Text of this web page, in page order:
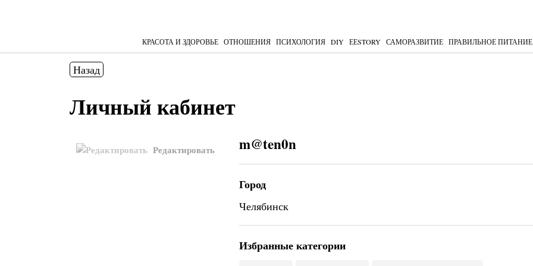
КРАСОТА И ЗДОРОВЬЕ ОТНОШЕНИЯ ПСИХОЛОГИЯ DIY ЕЕSTORY САМОРАЗВИТИЕ ПРАВИЛЬНОЕ ПИТАНИЕ
Назад
Личный кабинет
Редактировать m@ten0n
Город
Челябинск
Избранные категории